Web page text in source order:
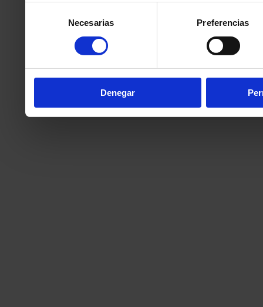
que les haya
partir del uso que haya
consentimiento
Necesarias Preferencias
Denegar